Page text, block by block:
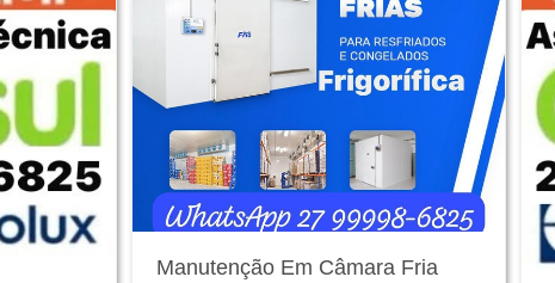
Manutenção Em Câmara Fria